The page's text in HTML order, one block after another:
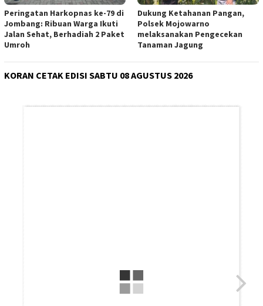
Peringatan Harkopnas ke-79 di
Jombang: Ribuan Warga Ikuti
Jalan Sehat, Berhadiah 2 Paket
Umroh
Dukung Ketahanan Pangan,
Polsek Mojowarno
melaksanakan Pengecekan
Tanaman Jagung
KORAN CETAK EDISI SABTU 08 AGUSTUS 2026